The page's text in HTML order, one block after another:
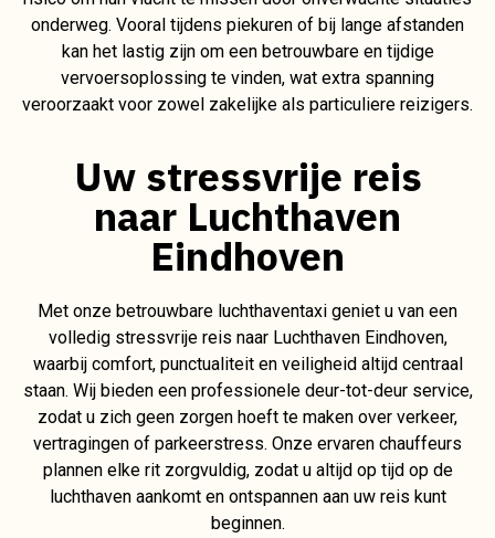
onderweg. Vooral tijdens piekuren of bij lange afstanden
kan het lastig zijn om een betrouwbare en tijdige
vervoersoplossing te vinden, wat extra spanning
veroorzaakt voor zowel zakelijke als particuliere reizigers.
Uw stressvrije reis
naar Luchthaven
Eindhoven
Met onze betrouwbare luchthaventaxi geniet u van een
volledig stressvrije reis naar Luchthaven Eindhoven,
waarbij comfort, punctualiteit en veiligheid altijd centraal
staan. Wij bieden een professionele deur-tot-deur service,
zodat u zich geen zorgen hoeft te maken over verkeer,
vertragingen of parkeerstress. Onze ervaren chauffeurs
plannen elke rit zorgvuldig, zodat u altijd op tijd op de
luchthaven aankomt en ontspannen aan uw reis kunt
beginnen.